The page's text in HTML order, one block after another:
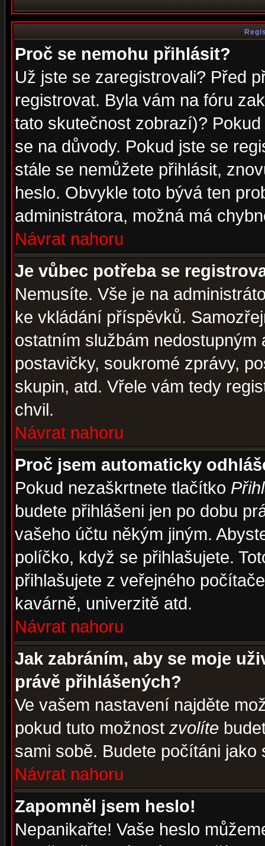
Proč se nemohu přihlásit?
Už jste se zaregistrovali? Před
registrovat. Byla vám na fóru
tato skutečnost zobrazí)?
se na důvody. Pokud jste se
stále se nemůžete přihlásit,
heslo. Obvykle toto bývá ten
administrátora, možná má
Návrat nahoru
Je vůbec potřeba se
Nemusíte. Vše je na
ke vkládání příspěvků.
ostatním službám
postavičky, soukromé zprávy,
skupin, atd. Vřele vám tedy
chvil.
Návrat nahoru
Proč jsem automaticky
Pokud nezaškrtnete tlačítko
budete přihlášeni jen po dobu
vašeho účtu někým jiným.
políčko, když se přihlašujete.
přihlašujete z veřejného
kavárně, univerzitě atd.
Návrat nahoru
Jak zabráním, aby se moje
právě přihlášených?
Ve vašem nastavení najděte
pokud tuto možnost zvolíte
sami sobě. Budete počítáni jako
Návrat nahoru
Zapomněl jsem heslo!
Nepanikařte! Vaše heslo